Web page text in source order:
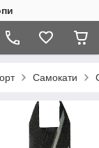
Самокати